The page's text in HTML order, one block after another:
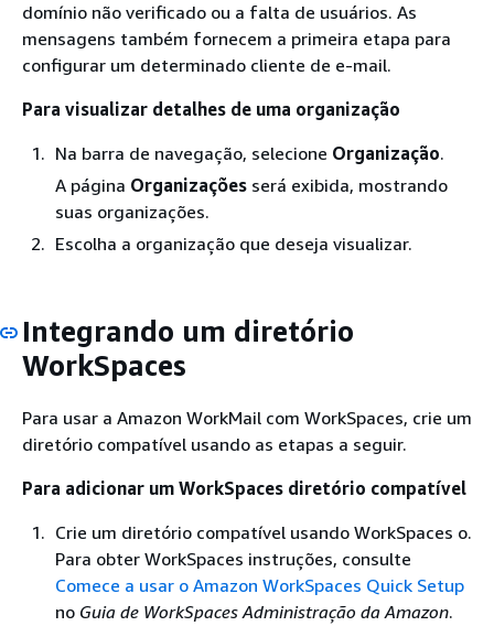
domínio não verificado ou a falta de usuários. As
mensagens também fornecem a primeira etapa para
configurar um determinado cliente de e-mail.
Para visualizar detalhes de uma organização
Na barra de navegação, selecione Organização.
A página Organizações será exibida, mostrando
suas organizações.
Escolha a organização que deseja visualizar.
Integrando um diretório
WorkSpaces
Para usar a Amazon WorkMail com WorkSpaces, crie um
diretório compatível usando as etapas a seguir.
Para adicionar um WorkSpaces diretório compatível
Crie um diretório compatível usando WorkSpaces o.
Para obter WorkSpaces instruções, consulte
Comece a usar o Amazon WorkSpaces Quick Setup
no Guia de WorkSpaces Administração da Amazon.